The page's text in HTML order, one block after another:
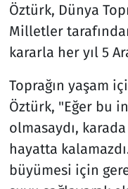
Öztürk, Dünya
Milletler
kararla her yıl 5
Toprağın yaşam
Öztürk, "Eğer bu
olmasaydı,
hayatta
büyümesi için
Teknoloji ve
Televizyon